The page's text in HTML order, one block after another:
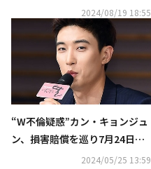
活「ただ子供たちのために」
2024/08/19 18:55
“W不倫疑惑”カン・キョンジュ
ン、損害賠償を巡り7月24日に
2024/05/25 13:59